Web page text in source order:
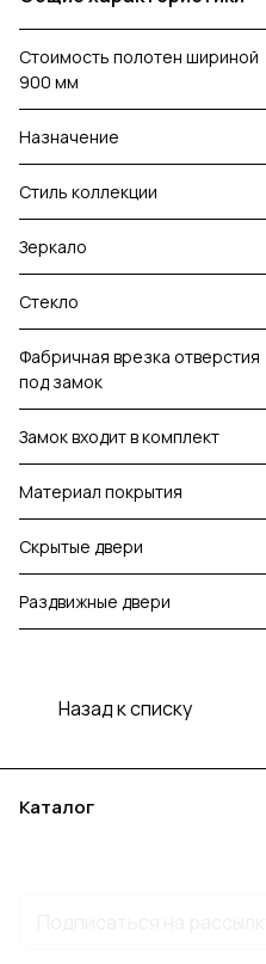
Стоимость полотен шириной
900 мм
Назначение
Стиль коллекции
Зеркало
Стекло
Фабричная врезка отверстия
под замок
Замок входит в комплект
Материал покрытия
Скрытые двери
Раздвижные двери
Назад к списку
Каталог